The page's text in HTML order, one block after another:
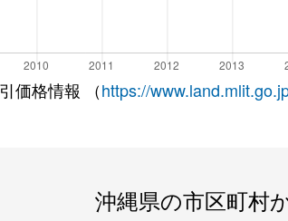
価格情報 （https://
沖縄県の市区町村